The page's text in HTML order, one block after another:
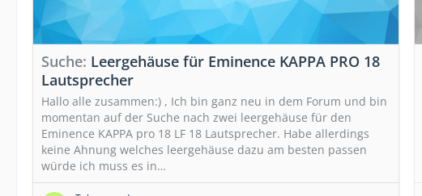
Suche Leergehäuse für Eminence KAPPA PRO 18
Lautsprecher
Hallo alle zusammen:) , Ich bin ganz neu in dem Forum und bin
momentan auf der Suche nach zwei leergehäuse für den
Eminence KAPPA pro 18 LF 18 Lautsprecher. Habe allerdings
keine Ahnung welches leergehäuse dazu am besten passen
würde ich muss es in…